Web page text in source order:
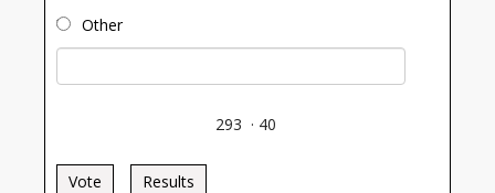
Other
293 · 40
Vote Results